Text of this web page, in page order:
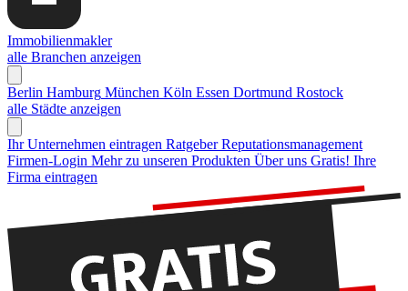
Immobilienmakler
alle Branchen anzeigen
Berlin Hamburg München Köln Essen Dortmund Rostock
alle Städte anzeigen
Ihr Unternehmen eintragen Ratgeber Reputationsmanagement
Firmen-Login Mehr zu unseren Produkten Über uns Gratis! Ihre
Firma eintragen